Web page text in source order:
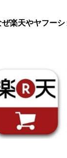
楽天やヤフー